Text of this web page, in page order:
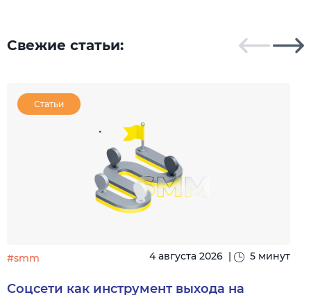
Свежие статьи:
Статьи
#smm 4 августа 2026 | 5 минут
Соцсети как инструмент выхода на